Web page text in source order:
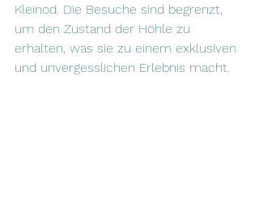
Kleinod. Die Besuche sind begrenzt,
um den Zustand der Höhle zu
erhalten, was sie zu einem exklusiven
und unvergesslichen Erlebnis macht.